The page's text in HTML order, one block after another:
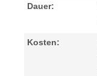
Dauer:
Kosten: